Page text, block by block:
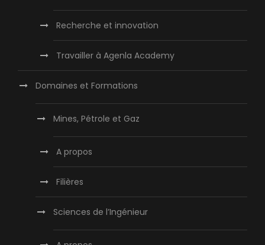
Recherche et innovation
Travailler à Agenla Academy
Domaines et Formations
Mines, Pétrole et Gaz
A propos
Filières
Sciences de l’Ingénieur